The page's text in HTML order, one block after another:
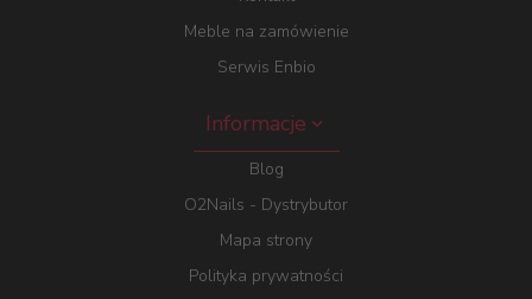
Meble na zamówienie
Serwis Enbio
Informacje
Blog
O2Nails - Dystrybutor
Mapa strony
Polityka prywatności